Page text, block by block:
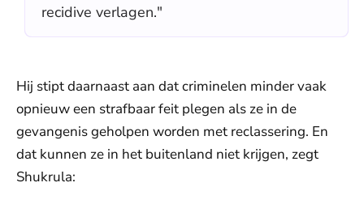
recidive verlagen."
Hij stipt daarnaast aan dat criminelen minder vaak
opnieuw een strafbaar feit plegen als ze in de
gevangenis geholpen worden met reclassering. En
dat kunnen ze in het buitenland niet krijgen, zegt
Shukrula: